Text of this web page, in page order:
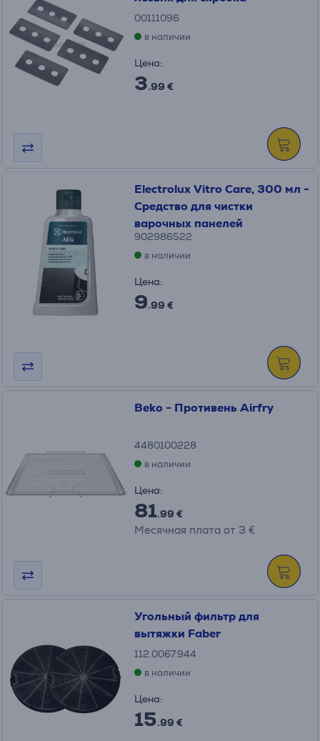
00111096
в наличии
Цена:
3.99 €
Electrolux Vitro Care, 300 мл -
Средство для чистки
варочных панелей
902986522
в наличии
Цена:
9.99 €
Beko - Противень Airfry
4480100228
в наличии
Цена:
81.99 €
Месячная плата от 3 €
Угольный фильтр для
вытяжки Faber
112.0067.944
в наличии
Цена:
15.99 €